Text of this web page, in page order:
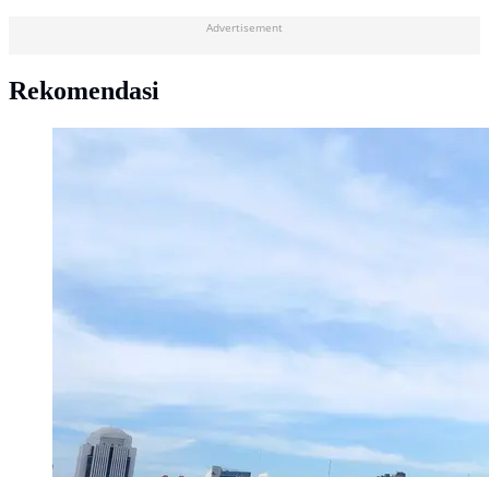
Advertisement
Rekomendasi